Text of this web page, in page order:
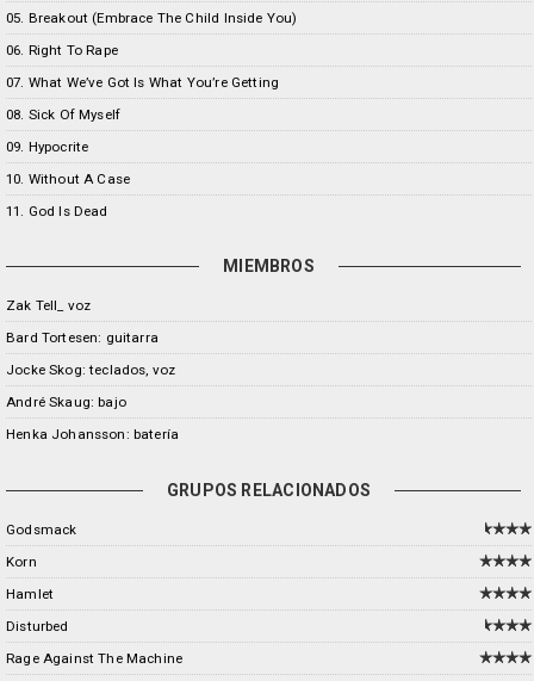
05. Breakout (Embrace The Child Inside You)
06. Right To Rape
07. What We’ve Got Is What You’re Getting
08. Sick Of Myself
09. Hypocrite
10. Without A Case
11. God Is Dead
MIEMBROS
Zak Tell_ voz
Bard Tortesen: guitarra
Jocke Skog: teclados, voz
André Skaug: bajo
Henka Johansson: batería
GRUPOS RELACIONADOS
Godsmack
Korn
Hamlet
Disturbed
Rage Against The Machine